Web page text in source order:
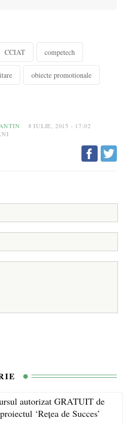
CCIAT competech
obiecte promotionale
8 IULIE, 2015 - 17:02
autorizat GRATUIT de
‘Rețea de Succes’